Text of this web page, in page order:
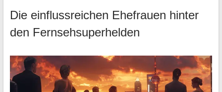
Die einflussreichen Ehefrauen hinter
den Fernsehsuperhelden